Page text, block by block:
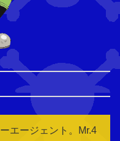
エージェント。Mr.4